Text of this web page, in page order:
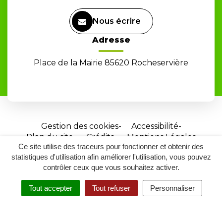
Ce site utilise des traceurs pour fonctionner et obtenir des
statistiques d'utilisation afin améliorer l'utilisation, vous pouvez
contrôler ceux que vous souhaitez activer.
Tout accepter Tout refuser Personnaliser
RECHERCHER
ACCESSIBILITÉ
Nous écrire
Adresse
Place de la Mairie 85620 Rocheservière
Gestion des cookies
Accessibilité
Plan du site
Crédits
Mentions Légales
Site
réalisé
par
Inovagora